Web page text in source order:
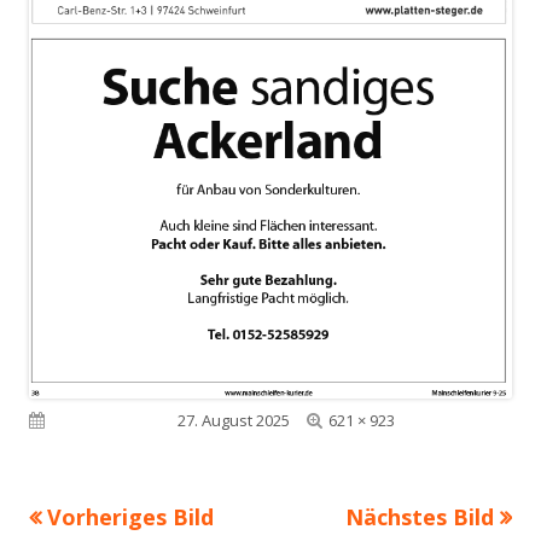
Veröffentlicht am27. August 2025
Volle
621 × 923
Vorheriges Bild Nächstes Bild